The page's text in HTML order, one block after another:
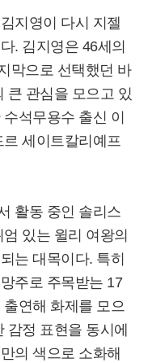
지영이 다시 지젤
. 김지영은 46세의
막으로 선택했던 바
큰 관심을 모으고 있
석무용수 출신 이
세이트칼리예프
활동 중인 솔리스
있는 윌리 여왕의
는 대목이다. 특히
주로 주목받는 17
연해 화제를 모으
정 표현을 동시에
의 색으로 소화해